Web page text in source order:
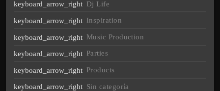
Dj Life
Inspiration
Music Production
Parties
Products
Sin categoría